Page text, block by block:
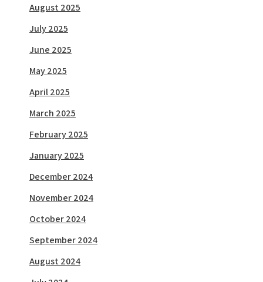
August 2025
July 2025
June 2025
May 2025
April 2025
March 2025
February 2025
January 2025
December 2024
November 2024
October 2024
September 2024
August 2024